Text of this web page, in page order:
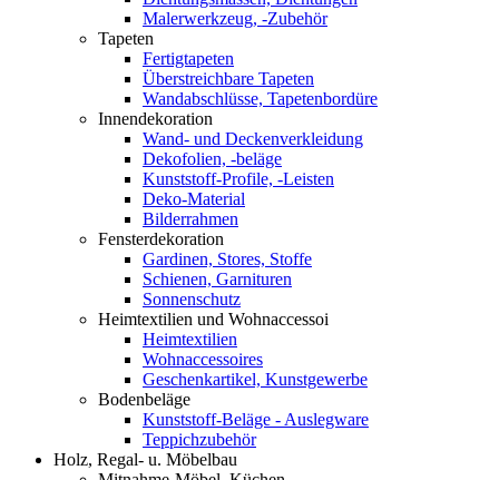
Malerwerkzeug, -Zubehör
Tapeten
Fertigtapeten
Überstreichbare Tapeten
Wandabschlüsse, Tapetenbordüre
Innendekoration
Wand- und Deckenverkleidung
Dekofolien, -beläge
Kunststoff-Profile, -Leisten
Deko-Material
Bilderrahmen
Fensterdekoration
Gardinen, Stores, Stoffe
Schienen, Garnituren
Sonnenschutz
Heimtextilien und Wohnaccessoi
Heimtextilien
Wohnaccessoires
Geschenkartikel, Kunstgewerbe
Bodenbeläge
Kunststoff-Beläge - Auslegware
Teppichzubehör
Holz, Regal- u. Möbelbau